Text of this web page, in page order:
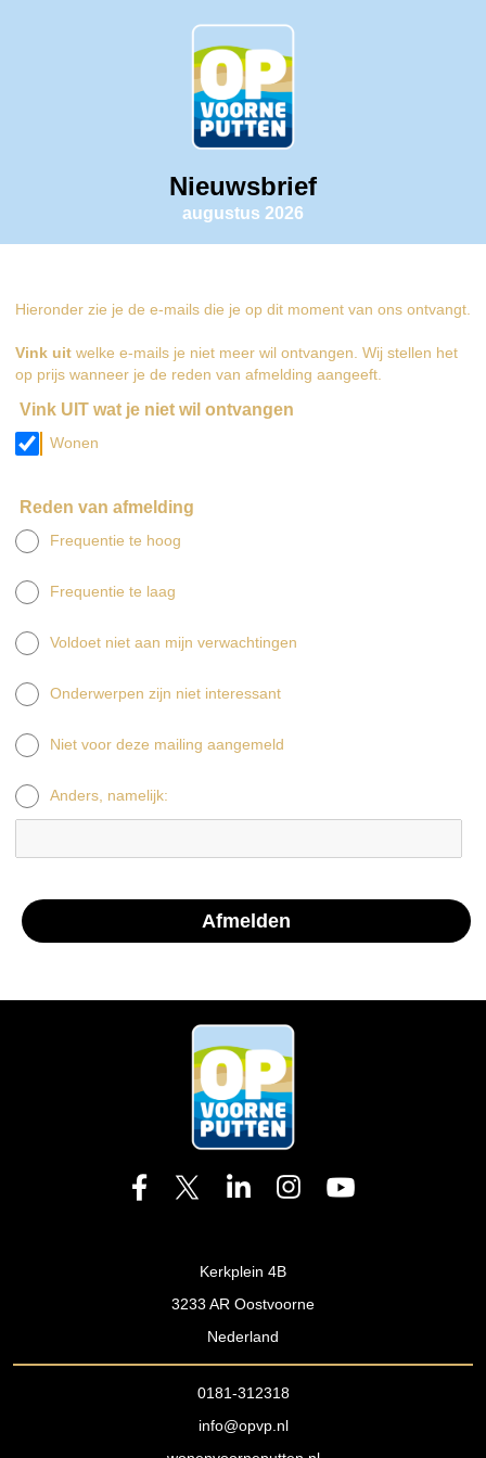
Nieuwsbrief
augustus 2026
Hieronder zie je de e‑mails die je op dit moment van ons ontvangt.
Vink uit welke e‑mails je niet meer wil ontvangen. Wij stellen het
op prijs wanneer je de reden van afmelding aangeeft.
Vink UIT wat je niet wil ontvangen
Wonen
Reden van afmelding
Frequentie te hoog
Frequentie te laag
Voldoet niet aan mijn verwachtingen
Onderwerpen zijn niet interessant
Niet voor deze mailing aangemeld
Anders, namelijk:
Kerkplein 4B
3233 AR Oostvoorne
Nederland
0181-312318
info@opvp.nl